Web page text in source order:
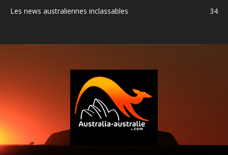
Les news australiennes inclassables
34